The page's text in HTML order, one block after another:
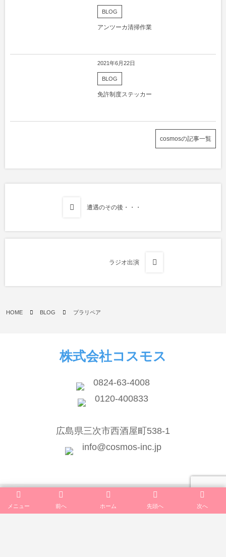
BLOG
アンツーカ清掃作業
2021年6月22日
BLOG
免許制度ステッカー
cosmosの記事一覧
遭遇のその後・・・
ラジオ出演
HOME BLOG プラリペア
株式会社コスモス
0824-63-4008
0120-400833
広島県三次市西酒屋町538-1
info@cosmos-inc.jp
TOP
メニュー 前へ ホーム 先頭へ 次へ